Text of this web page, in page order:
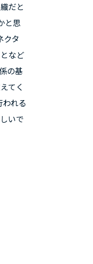
だと
と思
クタ
など
の基
てく
れる
いで